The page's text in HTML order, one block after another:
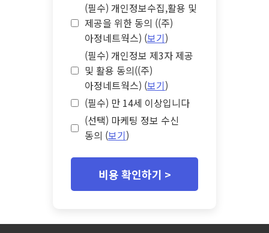
(필수) 개인정보수집,활용 및
제공을 위한 동의 ((주)
아정네트웍스) (보기)
(필수) 개인정보 제3자 제공
및 활용 동의((주)
아정네트웍스) (보기)
(필수) 만 14세 이상입니다
(선택) 마케팅 정보 수신
동의 (보기)
비용 확인하기 >